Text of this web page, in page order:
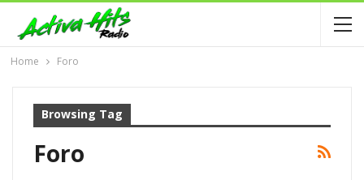
Home Foro
Browsing Tag
Foro